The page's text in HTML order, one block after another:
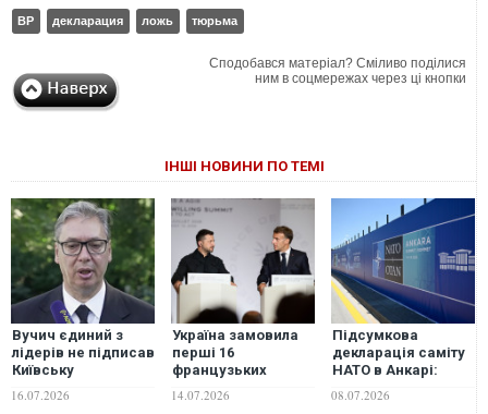
ВР декларация ложь тюрьма
Сподобався матеріал? Сміливо поділися
ним в соцмережах через ці кнопки
ІНШІ НОВИНИ ПО ТЕМІ
Вучич єдиний з
лідерів не підписав
Київську
"Україна –
16.07.2026
Україна замовила
перші 16
французьких
зі 100 запланованих
14.07.2026
Підсумкова
декларація саміту
НАТО в Анкарі:
70 млрд євро
08.07.2026